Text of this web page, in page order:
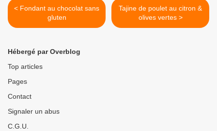
< Fondant au chocolat sans
gluten
Tajine de poulet au citron &
olives vertes >
Hébergé par Overblog
Top articles
Pages
Contact
Signaler un abus
C.G.U.